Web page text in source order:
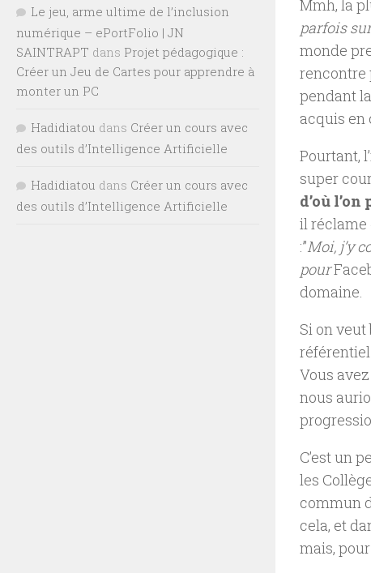
Mmh, la
parfois
monde
rencontre
pendant
acquis en
Pourtant,
super
d’où
il réclame
:”Moi, j’y
pour
domaine.
Si on
Vous
nous
C’est un
les
commun
cela, et
mais,
Le jeu, arme ultime de l’inclusion
numérique – ePortFolio | JN
SAINTRAPT dans Projet pédagogique :
Créer un Jeu de Cartes pour apprendre à
monter un PC
Hadidiatou dans Créer un cours avec
des outils d’Intelligence Artificielle
Hadidiatou dans Créer un cours avec
des outils d’Intelligence Artificielle